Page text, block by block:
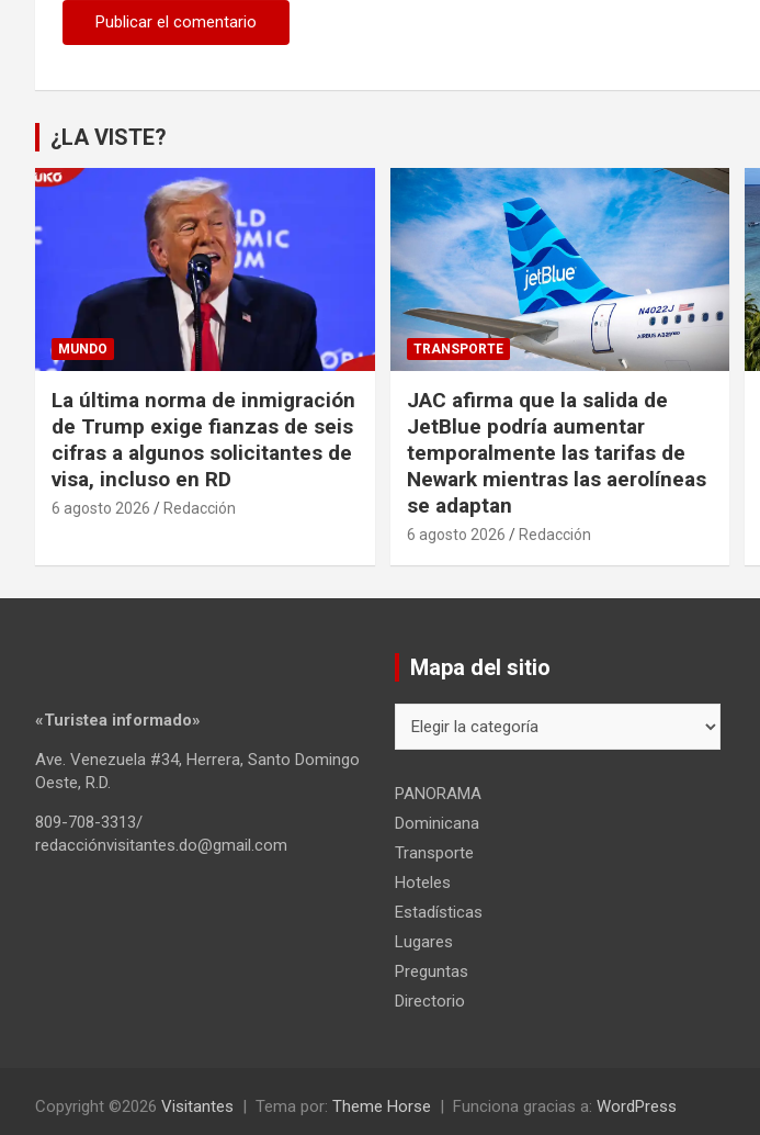
¿LA VISTE?
MUNDO
La última norma de inmigración
de Trump exige fianzas de seis
cifras a algunos solicitantes de
visa, incluso en RD
6 agosto 2026 Redacción
TRANSPORTE
JAC afirma que la salida de
JetBlue podría aumentar
temporalmente las tarifas de
Newark mientras las aerolíneas
se adaptan
6 agosto 2026 Redacción
«Turistea informado»
Ave. Venezuela #34, Herrera, Santo Domingo
Oeste, R.D.
809-708-3313/
redacciónvisitantes.do@gmail.com
Mapa del sitio
del
PANORAMA
Dominicana
Transporte
Hoteles
Estadísticas
Lugares
Preguntas
Directorio
Copyright ©2026 Visitantes Tema por: Theme Horse Funciona gracias a: WordPress